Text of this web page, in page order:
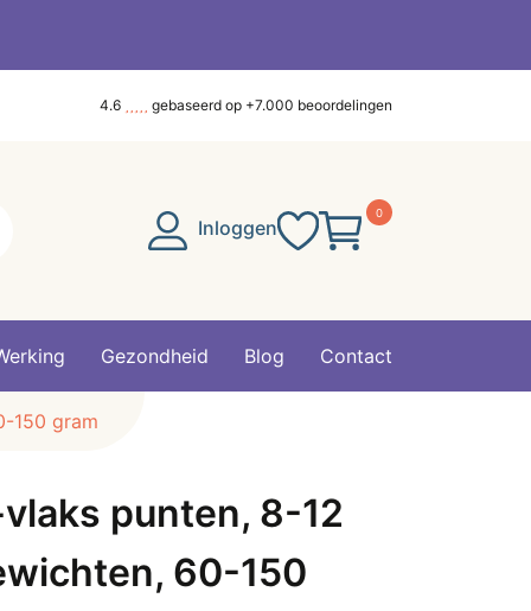
4.6 gebaseerd op +7.000 beoordelingen
Inloggen
0
Gezondheid Blog Contact
150 gram
punten, 8-12
60-150